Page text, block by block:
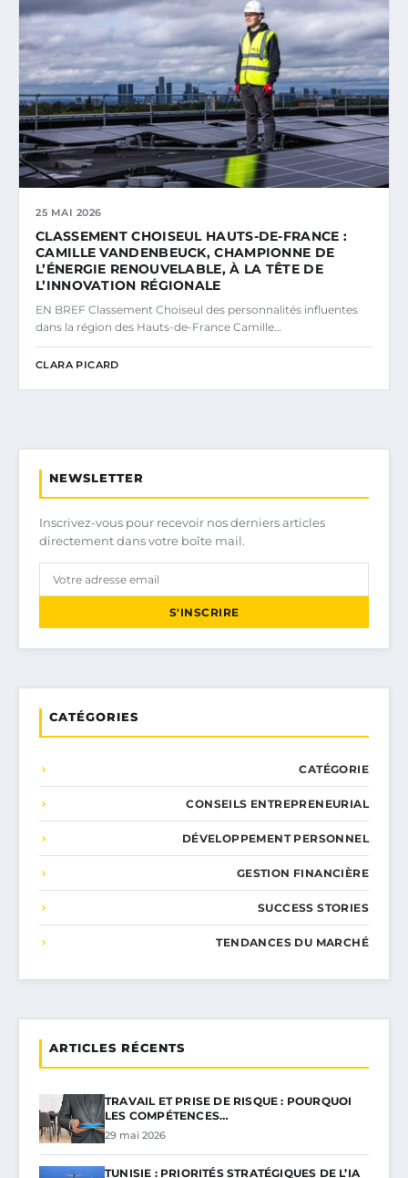
25 MAI 2026
CLASSEMENT CHOISEUL HAUTS-DE-FRANCE :
CAMILLE VANDENBEUCK, CHAMPIONNE DE
L’ÉNERGIE RENOUVELABLE, À LA TÊTE DE
L’INNOVATION RÉGIONALE
EN BREF Classement Choiseul des personnalités influentes
dans la région des Hauts-de-France Camille…
CLARA PICARD
NEWSLETTER
Inscrivez-vous pour recevoir nos derniers articles
directement dans votre boîte mail.
S'INSCRIRE
CATÉGORIES
CATÉGORIE
CONSEILS ENTREPRENEURIAL
DÉVELOPPEMENT PERSONNEL
GESTION FINANCIÈRE
SUCCESS STORIES
TENDANCES DU MARCHÉ
ARTICLES RÉCENTS
TRAVAIL ET PRISE DE RISQUE : POURQUOI
LES COMPÉTENCES…
29 mai 2026
TUNISIE : PRIORITÉS STRATÉGIQUES DE L’IA